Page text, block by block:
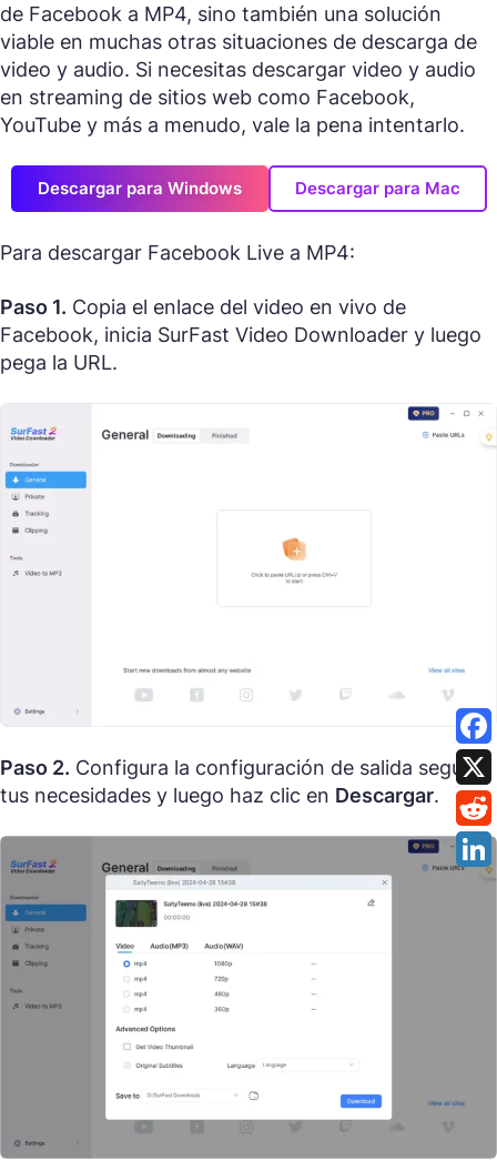
de Facebook a MP4, sino también una solución
viable en muchas otras situaciones de descarga de
video y audio. Si necesitas descargar video y audio
en streaming de sitios web como Facebook,
YouTube y más a menudo, vale la pena intentarlo.
Descargar para Windows Descargar para Mac
Para descargar Facebook Live a MP4:
Paso 1. Copia el enlace del video en vivo de
Facebook, inicia SurFast Video Downloader y luego
pega la URL.
Paso 2. Configura la configuración de salida según
tus necesidades y luego haz clic en Descargar.